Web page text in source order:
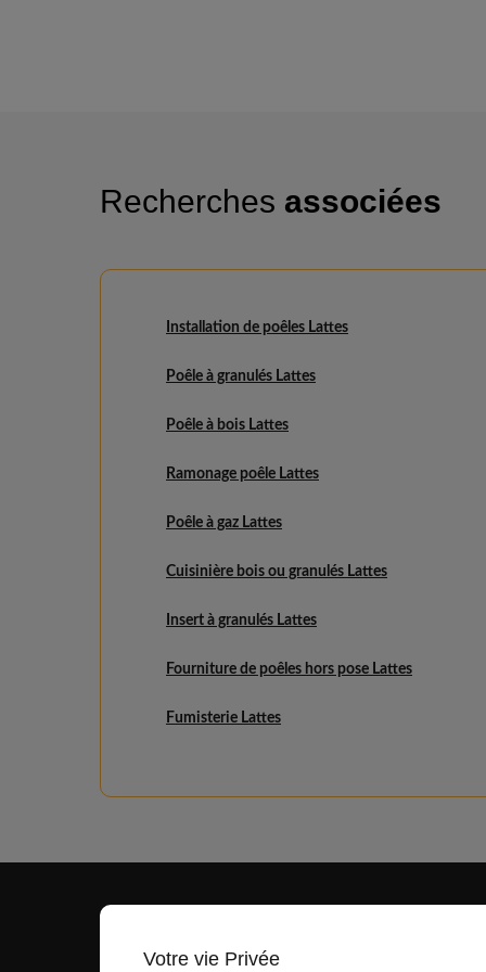
Recherches associées
Installation de poêles Lattes
Poêle à granulés Lattes
Poêle à bois Lattes
Ramonage poêle Lattes
Poêle à gaz Lattes
Cuisinière bois ou granulés Lattes
Insert à granulés Lattes
Fourniture de poêles hors pose Lattes
Fumisterie Lattes
Votre vie Privée